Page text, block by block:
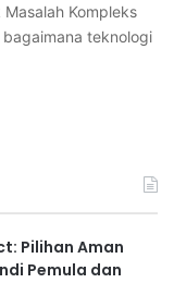
Kompleks
teknologi
Pilihan Aman
Pemula dan